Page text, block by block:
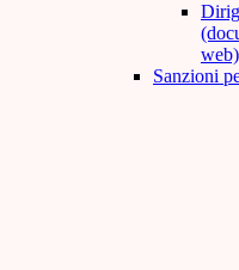
web)
Sanzioni